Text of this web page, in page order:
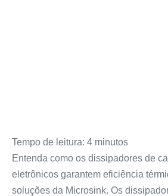
Tempo de leitura: 4 minutos
Entenda como os dissipadores de
eletrônicos garantem eficiência
soluções da Microsink. Os